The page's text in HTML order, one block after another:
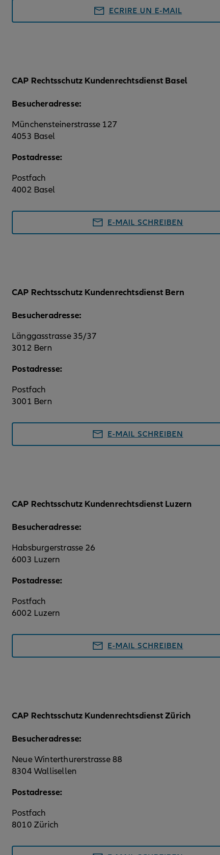
ECRIRE UN E-MAIL
CAP Rechtsschutz Kundenrechtsdienst Basel
Besucheradresse:
Münchensteinerstrasse 127
4053 Basel
Postadresse:
Postfach
4002 Basel
E-MAIL SCHREIBEN
CAP Rechtsschutz Kundenrechtsdienst Bern
Besucheradresse:
Länggasstrasse 35/37
3012 Bern
Postadresse:
Postfach
3001 Bern
E-MAIL SCHREIBEN
CAP Rechtsschutz Kundenrechtsdienst Luzern
Besucheradresse:
Habsburgerstrasse 26
6003 Luzern
Postadresse:
Postfach
6002 Luzern
E-MAIL SCHREIBEN
CAP Rechtsschutz Kundenrechtsdienst Zürich
Besucheradresse:
Neue Winterthurerstrasse 88
8304 Wallisellen
Postadresse:
Postfach
8010 Zürich